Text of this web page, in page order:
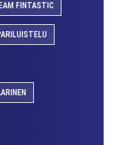
FINTASTIC